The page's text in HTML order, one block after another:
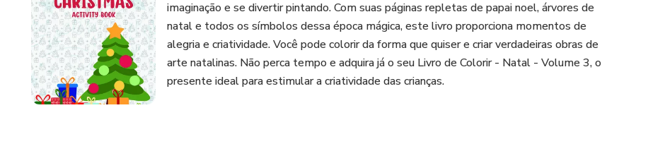
imaginação e se divertir pintando. Com suas páginas repletas de papai noel, árvores de
natal e todos os símbolos dessa época mágica, este livro proporciona momentos de
alegria e criatividade. Você pode colorir da forma que quiser e criar verdadeiras obras de
arte natalinas. Não perca tempo e adquira já o seu Livro de Colorir - Natal - Volume 3, o
presente ideal para estimular a criatividade das crianças.